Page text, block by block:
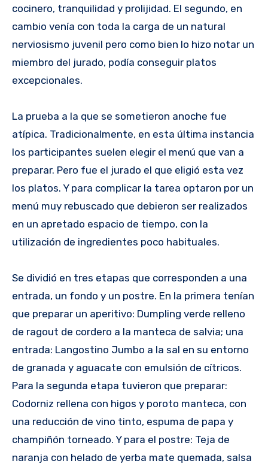
cocinero, tranquilidad y prolijidad. El segundo, en
cambio venía con toda la carga de un natural
nerviosismo juvenil pero como bien lo hizo notar un
miembro del jurado, podía conseguir platos
excepcionales.
La prueba a la que se sometieron anoche fue
atípica. Tradicionalmente, en esta última instancia
los participantes suelen elegir el menú que van a
preparar. Pero fue el jurado el que eligió esta vez
los platos. Y para complicar la tarea optaron por un
menú muy rebuscado que debieron ser realizados
en un apretado espacio de tiempo, con la
utilización de ingredientes poco habituales.
Se dividió en tres etapas que corresponden a una
entrada, un fondo y un postre. En la primera tenían
que preparar un aperitivo: Dumpling verde relleno
de ragout de cordero a la manteca de salvia; una
entrada: Langostino Jumbo a la sal en su entorno
de granada y aguacate con emulsión de cítricos.
Para la segunda etapa tuvieron que preparar:
Codorniz rellena con higos y poroto manteca, con
una reducción de vino tinto, espuma de papa y
champiñón torneado. Y para el postre: Teja de
naranja con helado de yerba mate quemada, salsa